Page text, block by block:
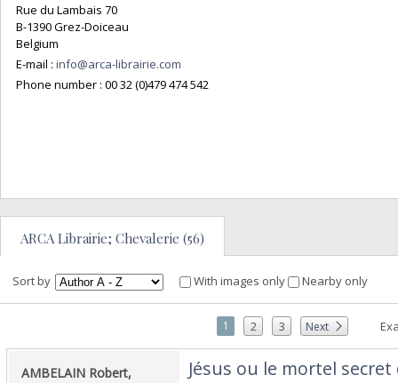
Rue du Lambais 70
B-1390 Grez-Doiceau
Belgium
E-mail : info@arca-librairie.com
Phone number : 00 32 (0)479 474 542
ARCA Librairie; Chevalerie (56)
Sort by With images only Nearby only
1 2 3 Next
‎AMBELAIN Robert,‎ ‎Jésus ou le mortel